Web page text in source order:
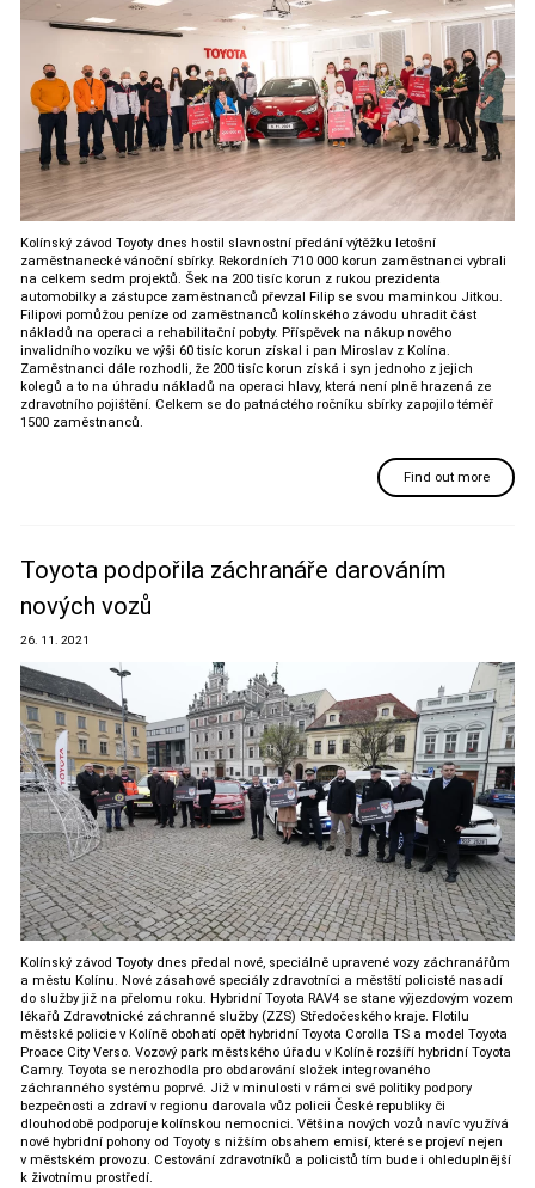
Kolínský závod Toyoty dnes hostil slavnostní předání výtěžku letošní
zaměstnanecké vánoční sbírky. Rekordních 710 000 korun zaměstnanci vybrali
na celkem sedm projektů. Šek na 200 tisíc korun z rukou prezidenta
automobilky a zástupce zaměstnanců převzal Filip se svou maminkou Jitkou.
Filipovi pomůžou peníze od zaměstnanců kolínského závodu uhradit část
nákladů na operaci a rehabilitační pobyty. Příspěvek na nákup nového
invalidního vozíku ve výši 60 tisíc korun získal i pan Miroslav z Kolína.
Zaměstnanci dále rozhodli, že 200 tisíc korun získá i syn jednoho z jejich
kolegů a to na úhradu nákladů na operaci hlavy, která není plně hrazená ze
zdravotního pojištění. Celkem se do patnáctého ročníku sbírky zapojilo téměř
1500 zaměstnanců.
Find out more
Toyota podpořila záchranáře darováním
nových vozů
26. 11. 2021
Kolínský závod Toyoty dnes předal nové, speciálně upravené vozy záchranářům
a městu Kolínu. Nové zásahové speciály zdravotníci a městští policisté nasadí
do služby již na přelomu roku. Hybridní Toyota RAV4 se stane výjezdovým vozem
lékařů Zdravotnické záchranné služby (ZZS) Středočeského kraje. Flotilu
městské policie v Kolíně obohatí opět hybridní Toyota Corolla TS a model Toyota
Proace City Verso. Vozový park městského úřadu v Kolíně rozšíří hybridní Toyota
Camry. Toyota se nerozhodla pro obdarování složek integrovaného
záchranného systému poprvé. Již v minulosti v rámci své politiky podpory
bezpečnosti a zdraví v regionu darovala vůz policii České republiky či
dlouhodobě podporuje kolínskou nemocnici. Většina nových vozů navíc využívá
nové hybridní pohony od Toyoty s nižším obsahem emisí, které se projeví nejen
v městském provozu. Cestování zdravotníků a policistů tím bude i ohleduplnější
k životnímu prostředí.